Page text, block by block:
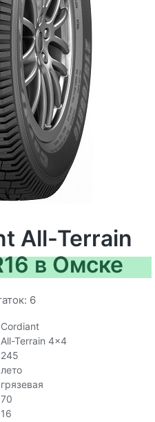
All-Terrain
в Омске
6
Cordiant
All-Terrain 4x4
245
лето
грязевая
70
16